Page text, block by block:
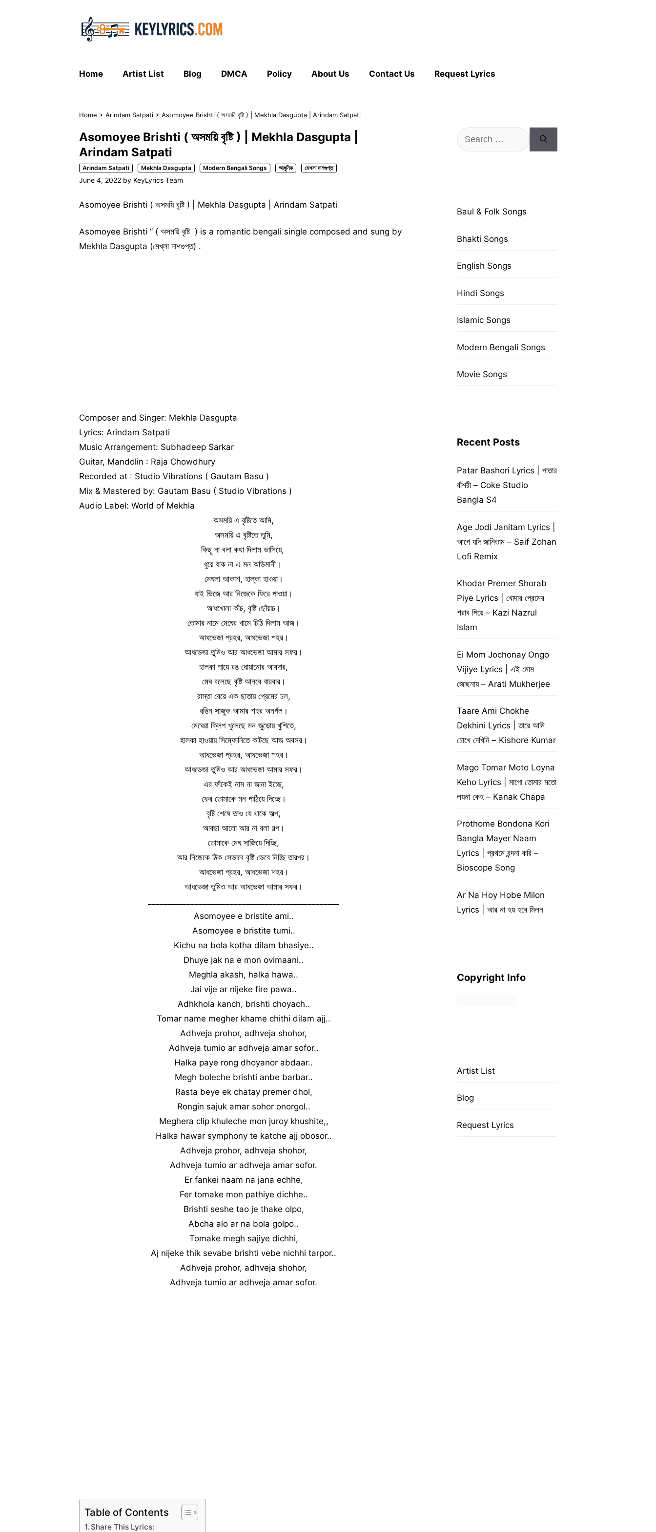
Home Artist List Blog DMCA Policy About Us Contact Us Request Lyrics
Home > Arindam Satpati > Asomoyee Brishti ( অসময়ি বৃষ্টি ) | Mekhla Dasgupta | Arindam Satpati
Asomoyee Brishti ( অসময়ি বৃষ্টি ) | Mekhla Dasgupta |
Arindam Satpati
Arindam Satpati Mekhla Dasgupta Modern Bengali Songs আধুনিক মেখলা দাশগুপ্ত
June 4, 2022 by KeyLyrics Team
Asomoyee Brishti ( অসময়ি বৃষ্টি ) | Mekhla Dasgupta | Arindam Satpati
Asomoyee Brishti ” ( অসময়ি বৃষ্টি ) is a romantic bengali single composed and sung by
Mekhla Dasgupta (মেখ্লা দাশগুপ্ত) .
Composer and Singer: Mekhla Dasgupta
Lyrics: Arindam Satpati
Music Arrangement: Subhadeep Sarkar
Guitar, Mandolin : Raja Chowdhury
Recorded at : Studio Vibrations ( Gautam Basu )
Mix & Mastered by: Gautam Basu ( Studio Vibrations )
Audio Label: World of Mekhla
অসময়ি এ বৃষ্টিতে আমি,
অসময়ি এ বৃষ্টিতে তুমি,
কিছু না বলা কথা দিলাম ভাসিয়ে,
ধুয়ে যাক না এ মন অভিমানী।
মেঘলা আকাশ, হাল্কা হাওয়া।
যাই ভিজে আর নিজেকে ফিরে পাওয়া।
আধখোলা কাঁচ, বৃষ্টি ছোঁয়াচ।
তোমার নামে মেঘের খামে চিঠি দিলাম আজ।
আধভেজা প্রহর, আধভেজা শহর।
আধভেজা তুমিও আর আধভেজা আমার সফর।
হালকা পায়ে রঙ ধোয়ানোর আবদার,
মেঘ বলেছে বৃষ্টি আনবে বারবার।
রাস্তা বেয়ে এক ছাতায় প্রেমের ঢল,
রঙিন সাজুক আমার শহর অনর্গল।
মেঘেরা ক্লিপ খুলেছে মন জুড়োয় খুশিতে,
হালকা হাওয়ায় সিম্ফোনিতে কাটছে আজ অবসর।
আধভেজা প্রহর, আধভেজা শহর।
আধভেজা তুমিও আর আধভেজা আমার সফর।
এর ফাঁকেই নাম না জানা ইচ্ছে,
ফের তোমাকে মন পাঠিয়ে দিচ্ছে।
বৃষ্টি শেষে তাও যে থাকে অল্প,
আবছা আলো আর না বলা গল্প।
তোমাকে মেঘ সাজিয়ে দিচ্ছি,
আর নিজেকে ঠিক সেভাবে বৃষ্টি ভেবে নিচ্ছি তারপর।
আধভেজা প্রহর, আধভেজা শহর।
আধভেজা তুমিও আর আধভেজা আমার সফর।
Asomoyee e bristite ami..
Asomoyee e bristite tumi..
Kichu na bola kotha dilam bhasiye..
Dhuye jak na e mon ovimaani..
Meghla akash, halka hawa..
Jai vije ar nijeke fire pawa..
Adhkhola kanch, brishti choyach..
Tomar name megher khame chithi dilam ajj..
Adhveja prohor, adhveja shohor,
Adhveja tumio ar adhveja amar sofor..
Halka paye rong dhoyanor abdaar..
Megh boleche brishti anbe barbar..
Rasta beye ek chatay premer dhol,
Rongin sajuk amar sohor onorgol..
Meghera clip khuleche mon juroy khushite,,
Halka hawar symphony te katche ajj obosor..
Adhveja prohor, adhveja shohor,
Adhveja tumio ar adhveja amar sofor.
Er fankei naam na jana echhe,
Fer tomake mon pathiye dichhe..
Brishti seshe tao je thake olpo,
Abcha alo ar na bola golpo..
Tomake megh sajiye dichhi,
Aj nijeke thik sevabe brishti vebe nichhi tarpor..
Adhveja prohor, adhveja shohor,
Adhveja tumio ar adhveja amar sofor.
Table of Contents
Share This Lyrics:
Search
for:
Baul & Folk Songs
Bhakti Songs
English Songs
Hindi Songs
Islamic Songs
Modern Bengali Songs
Movie Songs
Recent Posts
Patar Bashori Lyrics | পাতার
বাঁশরী – Coke Studio
Bangla S4
Age Jodi Janitam Lyrics |
আগে যদি জানিতাম – Saif Zohan
Lofi Remix
Khodar Premer Shorab
Piye Lyrics | খোদার প্রেমের
শরাব পিয়ে – Kazi Nazrul
Islam
Ei Mom Jochonay Ongo
Vijiye Lyrics | এই মোম
জোছনায় – Arati Mukherjee
Taare Ami Chokhe
Dekhini Lyrics | তারে আমি
চোখে দেখিনি – Kishore Kumar
Mago Tomar Moto Loyna
Keho Lyrics | মাগো তোমার মতো
লয়না কেহ – Kanak Chapa
Prothome Bondona Kori
Bangla Mayer Naam
Lyrics | প্রথমে বন্দনা করি –
Bioscope Song
Ar Na Hoy Hobe Milon
Lyrics | আর না হয় হবে মিলন
Copyright Info
Artist List
Blog
Request Lyrics